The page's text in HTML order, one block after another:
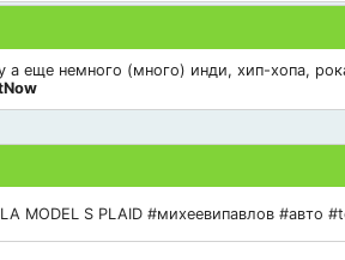
еще немного (много) инди, хип-хопа,
MODEL S PLAID #михеевипавлов #авто